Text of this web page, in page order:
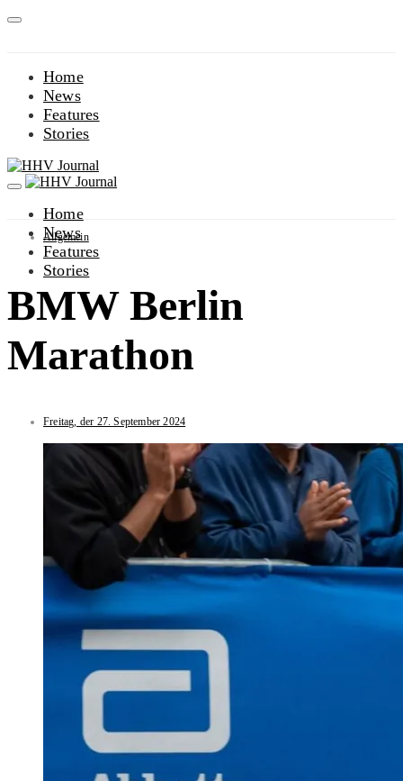
Home
News
Features
Stories
Home
News
Features
Stories
Allgemein
BMW Berlin
Marathon
Freitag, der 27. September 2024